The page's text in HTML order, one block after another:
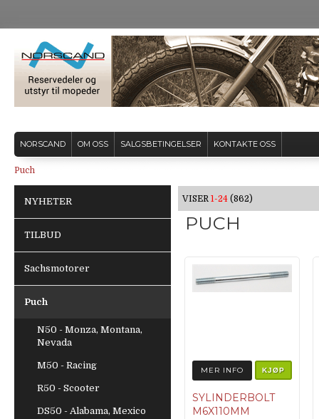
NORSCAND OM OSS SALGSBETINGELSER KONTAKTE OSS
Puch
NYHETER
TILBUD
Sachsmotorer
Puch
N50 - Monza, Montana,
Nevada
M50 - Racing
R50 - Scooter
DS50 - Alabama, Mexico
VISER 1-24 (862)
PUCH
MER INFO KJØP
SYLINDERBOLT
M6X110MM